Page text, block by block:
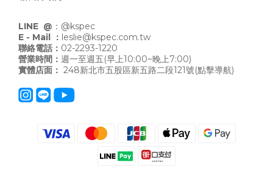
LINE @ ： @kspec
E - Mail ： leslie@kspec.com.tw
聯絡電話： 02-2293-1220
營業時間： 週一至週五(早上10:00~晚上7:00)
實體店面： 248新北市五股區新五路二段121號(點擊導航)